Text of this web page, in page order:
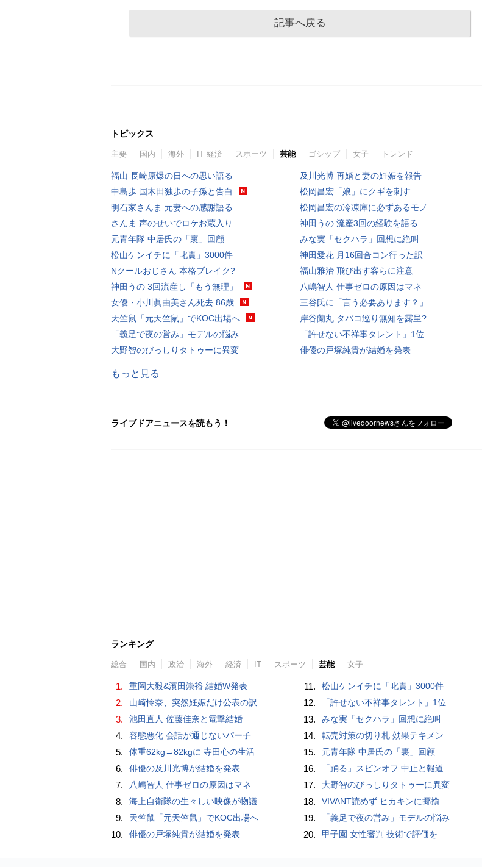
記事へ戻る
トピックス
主要 国内 海外 IT 経済 スポーツ 芸能 ゴシップ 女子 トレンド
福山 長崎原爆の日への思い語る
中島歩 国木田独歩の子孫と告白
明石家さんま 元妻への感謝語る
さんま 声のせいでロケお蔵入り
元青年隊 中居氏の「裏」回顧
松山ケンイチに「叱責」3000件
Nクールおじさん 本格ブレイク?
神田うの 3回流産し「もう無理」
女優・小川眞由美さん死去 86歳
天竺鼠「元天竺鼠」でKOC出場へ
「義足で夜の営み」モデルの悩み
大野智のびっしりタトゥーに異変
及川光博 再婚と妻の妊娠を報告
松岡昌宏「娘」にクギを刺す
松岡昌宏の冷凍庫に必ずあるモノ
神田うの 流産3回の経験を語る
みな実「セクハラ」回想に絶叫
神田愛花 月16回合コン行った訳
福山雅治 飛び出す客らに注意
八嶋智人 仕事ゼロの原因はマネ
三谷氏に「言う必要あります？」
岸谷蘭丸 タバコ巡り無知を露呈?
「許せない不祥事タレント」1位
俳優の戸塚純貴が結婚を発表
もっと見る
ライブドアニュースを読もう！
ランキング
総合 国内 政治 海外 経済 IT スポーツ 芸能 女子
1. 重岡大毅&濱田崇裕 結婚W発表
2. 山崎怜奈、突然妊娠だけ公表の訳
3. 池田直人 佐藤佳奈と電撃結婚
4. 容態悪化 会話が通じないパー子
5. 体重62kg→82kgに 寺田心の生活
6. 俳優の及川光博が結婚を発表
7. 八嶋智人 仕事ゼロの原因はマネ
8. 海上自衛隊の生々しい映像が物議
9. 天竺鼠「元天竺鼠」でKOC出場へ
10. 俳優の戸塚純貴が結婚を発表
11. 松山ケンイチに「叱責」3000件
12. 「許せない不祥事タレント」1位
13. みな実「セクハラ」回想に絶叫
14. 転売対策の切り札 効果テキメン
15. 元青年隊 中居氏の「裏」回顧
16. 「踊る」スピンオフ 中止と報道
17. 大野智のびっしりタトゥーに異変
18. VIVANT読めず ヒカキンに揶揄
19. 「義足で夜の営み」モデルの悩み
20. 甲子園 女性審判 技術で評価を